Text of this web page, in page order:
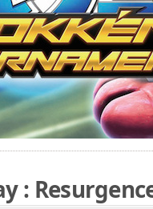
: